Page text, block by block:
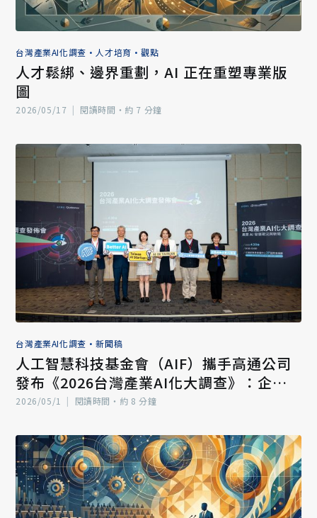
台灣產業AI化調查 • 人才培育 •觀點
人才鬆綁、邊界重劃，AI 正在重塑專業版
圖
2026/05/17 | 閱讀時間‧約 7 分鐘
台灣產業AI化調查 •新聞稿
人工智慧科技基金會（AIF）攜手高通公司
發布《2026台灣產業AI化大調查》：企業
導入AI進程大幅跳躍；AI治理為下一個轉型
2026/05/1 | 閱讀時間‧約 8 分鐘